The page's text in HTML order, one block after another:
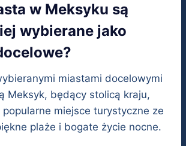
w Meksyku są
wybierane jako
miastami docelowymi
Meksyk, będący stolicą kraju,
popularne miejsce turystyczne ze
plaże i bogate życie nocne.